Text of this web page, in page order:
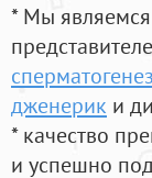
* Мы
сперматогенез
дженерик и
* качество
и успешно